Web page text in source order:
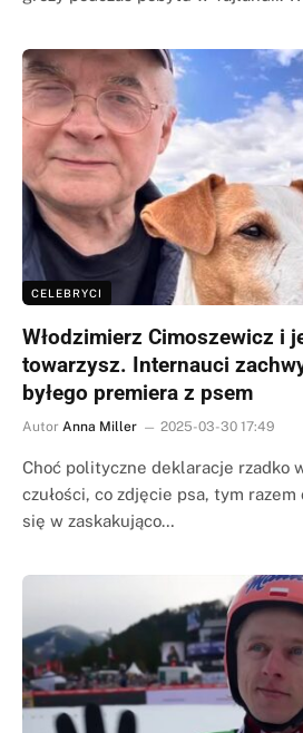
CELEBRYCI
Włodzimierz Cimoszewicz i
towarzysz. Internauci
byłego premiera z psem
Autor Anna Miller 2025-03-30 17:49
Choć polityczne deklaracje rzadko
czułości, co zdjęcie psa, tym
się w zaskakująco…